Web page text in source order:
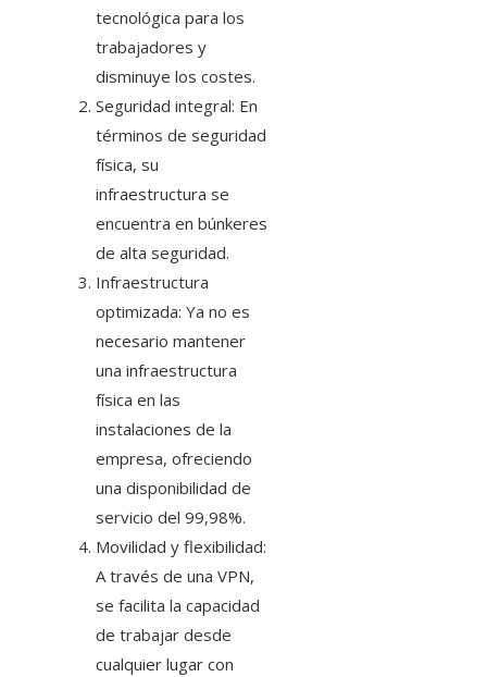
tecnológica para los
trabajadores y
disminuye los costes.
Seguridad integral: En
términos de seguridad
física, su
infraestructura se
encuentra en búnkeres
de alta seguridad.
Infraestructura
optimizada: Ya no es
necesario mantener
una infraestructura
física en las
instalaciones de la
empresa, ofreciendo
una disponibilidad de
servicio del 99,98%.
Movilidad y flexibilidad:
A través de una VPN,
se facilita la capacidad
de trabajar desde
cualquier lugar con